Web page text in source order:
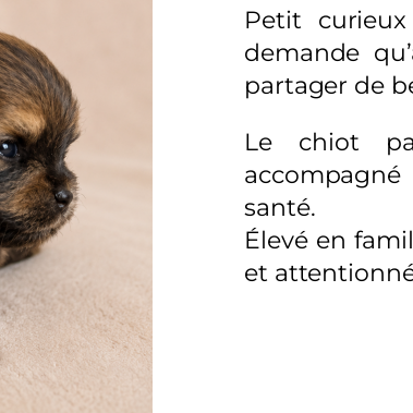
Petit
demande
partager de
Le chiot
santé.
Élevé en
et